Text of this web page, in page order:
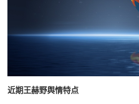
近期王赫野舆情特点